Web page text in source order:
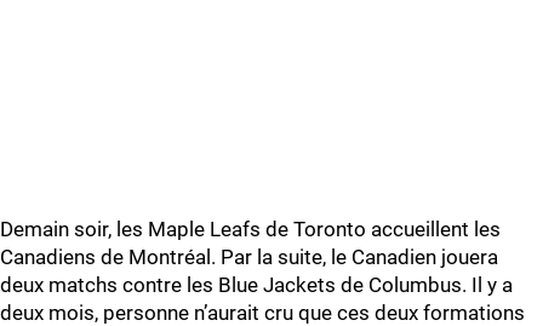
Demain soir, les Maple Leafs de Toronto accueillent les
Canadiens de Montréal. Par la suite, le Canadien jouera
deux matchs contre les Blue Jackets de Columbus. Il y a
deux mois, personne n’aurait cru que ces deux formations